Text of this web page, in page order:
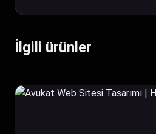
İlgili ürünler